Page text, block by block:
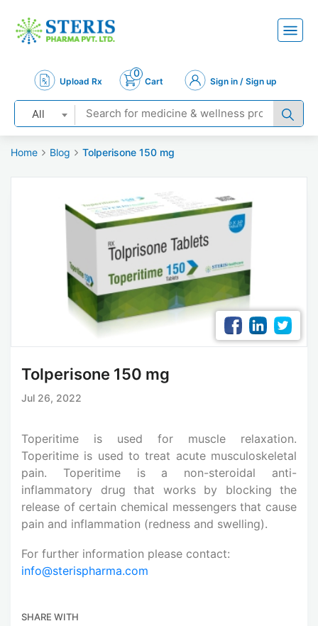
Upload Rx
0
Cart Sign in / Sign up
All
Home Blog Tolperisone 150 mg
Tolperisone 150 mg
Jul 26, 2022
Toperitime is used for muscle relaxation.
Toperitime is used to treat acute musculoskeletal
pain. Toperitime is a non-steroidal anti-
inflammatory drug that works by blocking the
release of certain chemical messengers that cause
pain and inflammation (redness and swelling).
For further information please contact:
info@sterispharma.com
SHARE WITH